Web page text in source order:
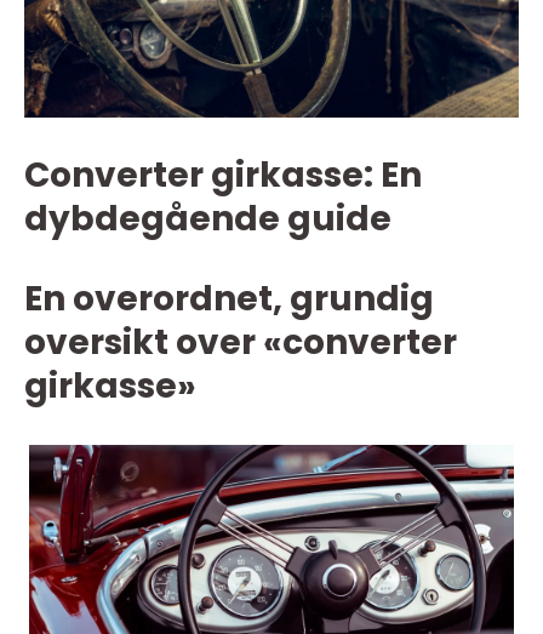
Converter girkasse: En
dybdegående guide
En overordnet, grundig
oversikt over «converter
girkasse»